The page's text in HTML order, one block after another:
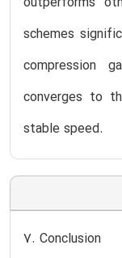
schemes
compression
converges to
stable speed.
7. Conclusion